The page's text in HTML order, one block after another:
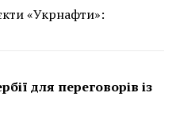
«Укрнафти»:
для переговорів із